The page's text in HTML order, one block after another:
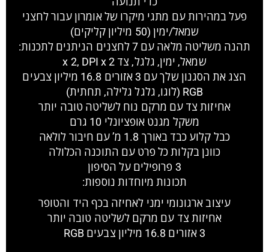
פעל במהירות עם מתגי מיקרו של אומרון עבור לחצני
שמאל/ימין (50 מיליון קליקים)
תהנה משליטה מלאה עם 7 לחצנים הניתנים לתכנות:
שמאל, ימין, גלגל, צד x 2, DPI x 2
הצג את הסגנון שלך עם 3 אזורים 16.8 מיליון צבעים
RGB (לוגו, גלגל גלילה, תחתית)
אחיזות צד עם מרקם נוח לשליטה טובה יותר
משקל מגנט אופציונלי 10 גרם
כבל קלוע כבד באורך 1.8 מ’ עם חיבור לולאה
כוונן בקלות כל פרט עם התוכנה הכלולה
3 פרופילים על הסיפון
תכונות מיוחדות נוספות:
עיצוב ארגונומי ימני לאחיזה בכף היד והטופר
אחיזות צד עם מרקם לשליטה טובה יותר
3 אזורים 16.8 מיליון צבעים RGB